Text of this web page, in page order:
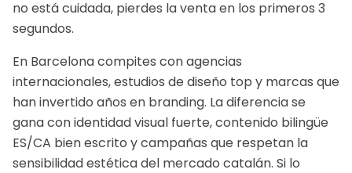
no está cuidada, pierdes la venta en los primeros 3
segundos.
En Barcelona compites con agencias
internacionales, estudios de diseño top y marcas que
han invertido años en branding. La diferencia se
gana con identidad visual fuerte, contenido bilingüe
ES/CA bien escrito y campañas que respetan la
sensibilidad estética del mercado catalán. Si lo